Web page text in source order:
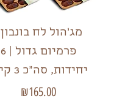
מג'הול לח בונבון |
פרמיום גדול | 6
יחידות, סה"כ 3 קילו
מחיר
₪165.00